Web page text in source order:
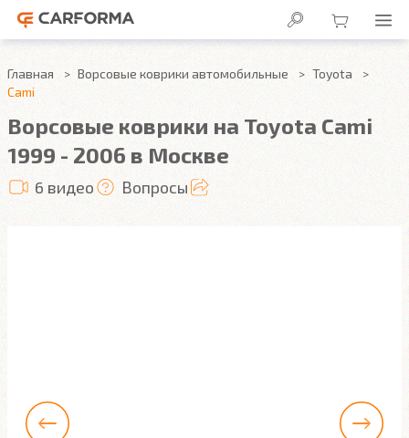
Главная Ворсовые коврики автомобильные
Toyota
Cami
Ворсовые коврики на Toyota Cami
1999 - 2006 в Москве
6 видео Вопросы